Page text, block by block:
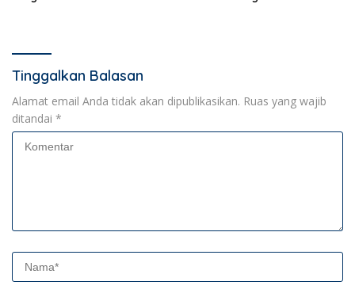
Tinggalkan Balasan
Alamat email Anda tidak akan dipublikasikan. Ruas yang wajib
ditandai *